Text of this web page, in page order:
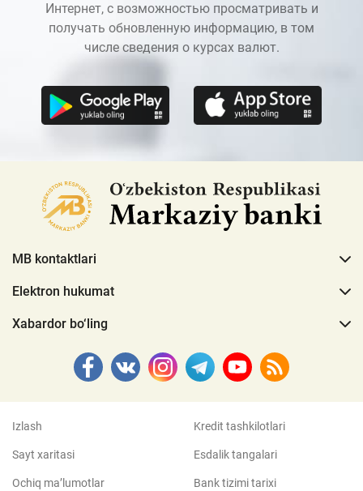
Интернет, с возможностью просматривать и
получать обновленную информацию, в том
числе сведения о курсах валют.
MB kontaktlari
Elektron hukumat
Xabardor bo‘ling
Izlash
Sayt xaritasi
Ochiq ma’lumotlar
Kredit tashkilotlari
Esdalik tangalari
Bank tizimi tarixi